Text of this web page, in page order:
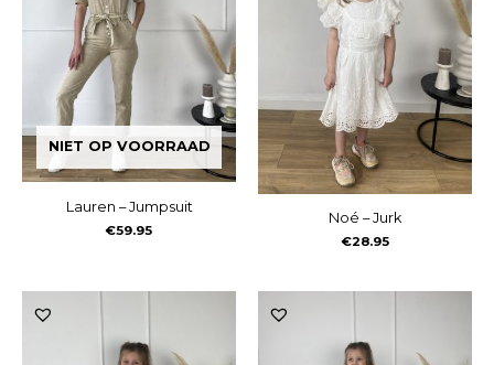
NIET OP VOORRAAD
Lauren – Jumpsuit
€59.95
Noé – Jurk
€28.95